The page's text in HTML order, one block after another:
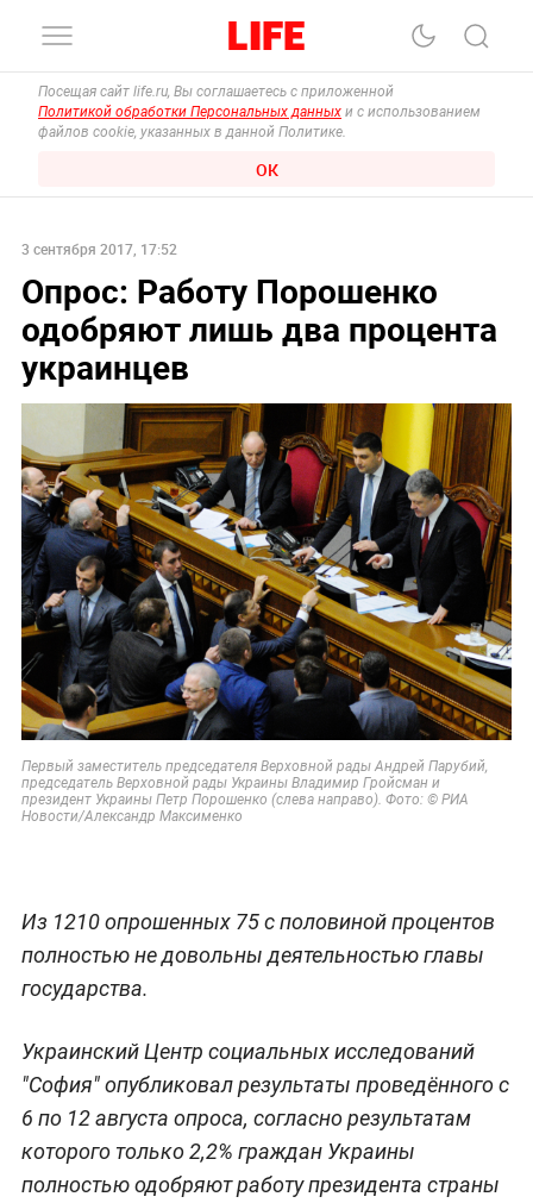
Посещая сайт life.ru, Вы соглашаетесь с приложенной
Политикой обработки Персональных данных и с использованием
файлов cookie, указанных в данной Политике.
ОК
3 сентября 2017, 17:52
Опрос: Работу Порошенко
одобряют лишь два процента
украинцев
Первый заместитель председателя Верховной рады Андрей Парубий,
председатель Верховной рады Украины Владимир Гройсман и
президент Украины Петр Порошенко (слева направо). Фото: © РИА
Новости/Александр Максименко
Из 1210 опрошенных 75 с половиной процентов
полностью не довольны деятельностью главы
государства.
Украинский Центр социальных исследований
"София" опубликовал результаты проведённого с
6 по 12 августа опроса, согласно результатам
которого только 2,2% граждан Украины
полностью одобряют работу президента страны